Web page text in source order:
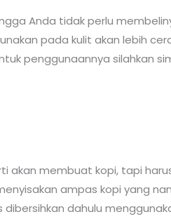
Anda tidak perlu
pada kulit akan lebih
penggunaannya silahkan
akan membuat kopi, tapi
ampas kopi yang
dahulu